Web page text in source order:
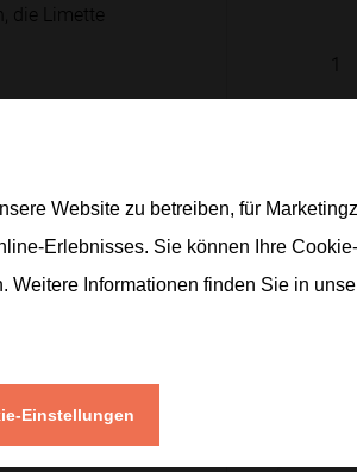
1
1EL
die Limette
bis sie
und alles15–
Website zu betreiben, für
Erlebnisses. Sie können Ihre Cookie-
Weitere Informationen finden Sie in
Einstellungen